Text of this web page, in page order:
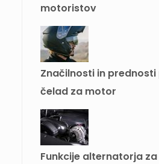
motoristov
Značilnosti in
čelad za motor
Funkcije alternatorja